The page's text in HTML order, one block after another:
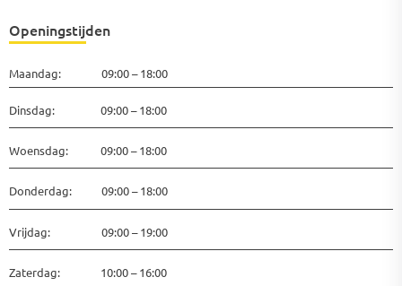
Openingstijden
Maandag: 09:00 – 18:00
Dinsdag: 09:00 – 18:00
Woensdag: 09:00 – 18:00
Donderdag: 09:00 – 18:00
Vrijdag: 09:00 – 19:00
Zaterdag: 10:00 – 16:00